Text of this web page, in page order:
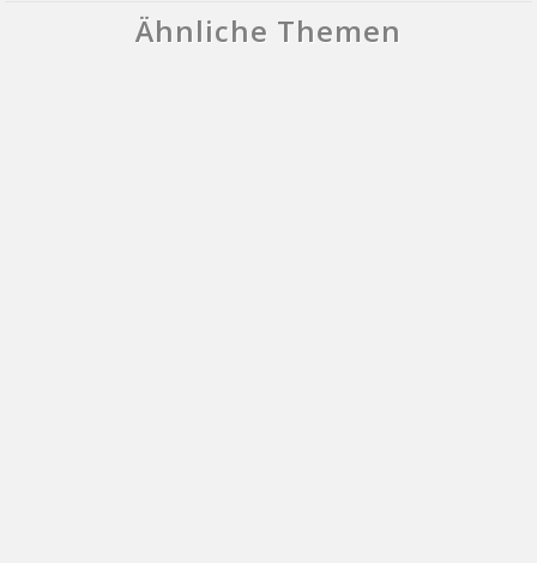
Ähnliche Themen